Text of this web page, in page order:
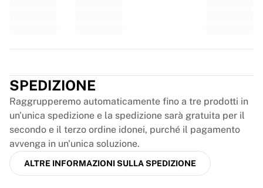
Come funziona
Autenticazione della maglia
La mia collezione
SPEDIZIONE
Raggrupperemo automaticamente fino a tre prodotti in
un'unica spedizione e la spedizione sarà gratuita per il
secondo e il terzo ordine idonei, purché il pagamento
avvenga in un'unica soluzione.
ALTRE INFORMAZIONI SULLA SPEDIZIONE